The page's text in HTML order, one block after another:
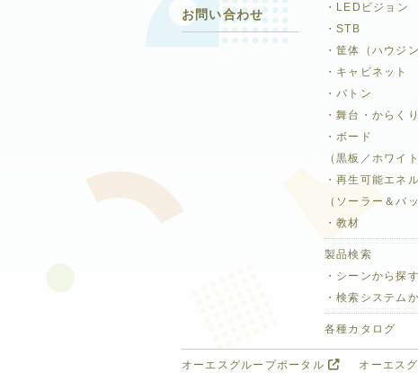
お問い合わせ
・LEDビジョン
・STB
・筐体（ハウジン
・キャビネット
・バトン
・舞台・からく
・ボード
（黒板／ホワイ
・再生可能エネ
（ソーラー＆バ
・教材
製品検索
・シーンから探す
・検索システム
各種カタログ
オーエスグループポータル オーエス